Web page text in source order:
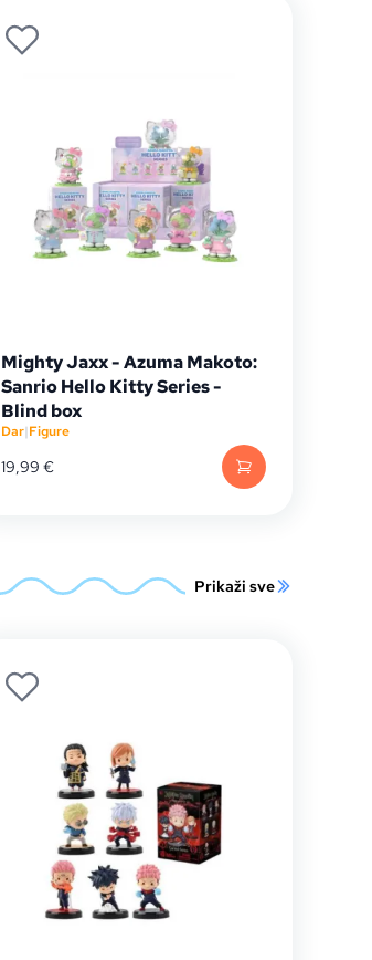
Mighty Jaxx - Azuma Makoto:
Sanrio Hello Kitty Series -
Blind box
Dar|Figure
19,99 €
Prikaži sve